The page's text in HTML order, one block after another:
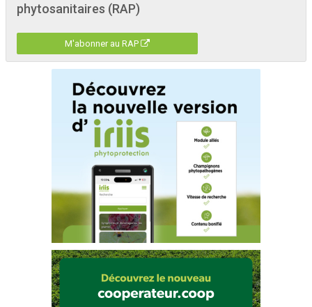
phytosanitaires (RAP)
M'abonner au RAP